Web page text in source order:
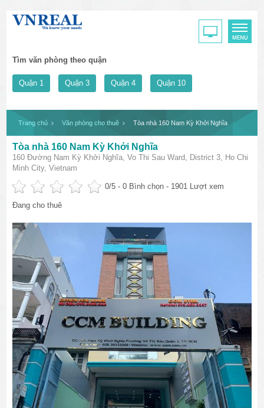
Tìm văn phòng theo quận
Quận 1 Quận 3 Quận 4 Quận 10
Trang chủ Văn phòng cho thuê Tòa nhà 160 Nam Kỳ Khởi Nghĩa
Tòa nhà 160 Nam Kỳ Khởi Nghĩa
160 Đường Nam Kỳ Khởi Nghĩa, Vo Thi Sau Ward, District 3, Ho Chi
Minh City, Vietnam
0/5 -0 Bình chọn - 1901 Lượt xem
Đang cho thuê
văn phòng cho thuê quận 3
văn phòng quận 1
văn phòng quận 3
cao ốc văn phòng quận 1
cao ốc văn phòng quận 3